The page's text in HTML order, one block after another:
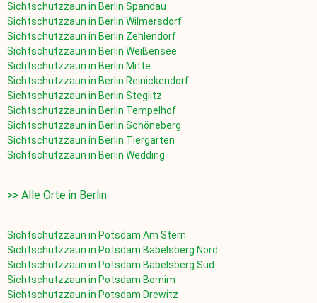
Sichtschutzzaun in Berlin Spandau
Sichtschutzzaun in Berlin Wilmersdorf
Sichtschutzzaun in Berlin Zehlendorf
Sichtschutzzaun in Berlin Weißensee
Sichtschutzzaun in Berlin Mitte
Sichtschutzzaun in Berlin Reinickendorf
Sichtschutzzaun in Berlin Steglitz
Sichtschutzzaun in Berlin Tempelhof
Sichtschutzzaun in Berlin Schöneberg
Sichtschutzzaun in Berlin Tiergarten
Sichtschutzzaun in Berlin Wedding
>> Alle Orte in Berlin
Sichtschutzzaun in Potsdam Am Stern
Sichtschutzzaun in Potsdam Babelsberg Nord
Sichtschutzzaun in Potsdam Babelsberg Süd
Sichtschutzzaun in Potsdam Bornim
Sichtschutzzaun in Potsdam Drewitz